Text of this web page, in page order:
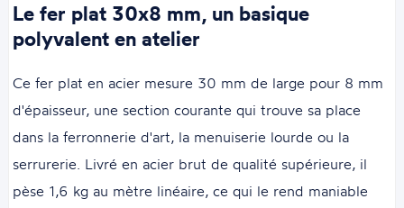
Le fer plat 30x8 mm, un basique
polyvalent en atelier
Ce fer plat en acier mesure 30 mm de large pour 8 mm
d'épaisseur, une section courante qui trouve sa place
dans la ferronnerie d'art, la menuiserie lourde ou la
serrurerie. Livré en acier brut de qualité supérieure, il
pèse 1,6 kg au mètre linéaire, ce qui le rend maniable